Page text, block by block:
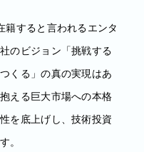
籍すると言われるエンタ
のビジョン「挑戦する
くる」の真の実現はあ
える巨大市場への本格
を底上げし、技術投資
。